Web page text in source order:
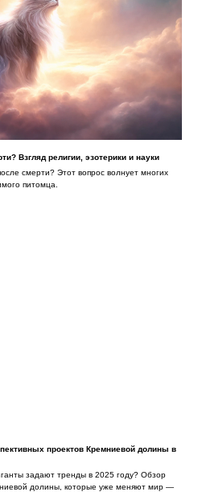
Взгляд религии, эзотерики и науки
смерти? Этот вопрос волнует многих
питомца.
проектов Кремниевой долины в
задают тренды в 2025 году? Обзор
долины, которые уже меняют мир —